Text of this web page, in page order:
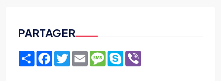
PARTAGER
ShareFacebook
TwitterEmailMessage
Skype